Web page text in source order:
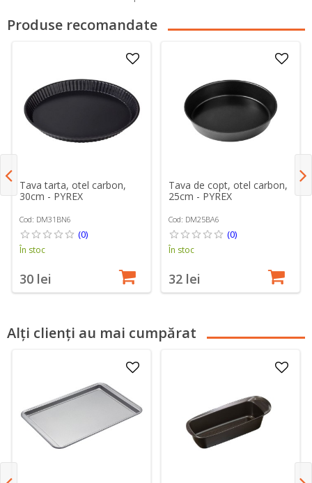
Produse recomandate
Tava tarta, otel carbon,
30cm - PYREX
Cod: DM31BN6
(0)
În stoc
30 lei
Tava de copt, otel carbon,
25cm - PYREX
Cod: DM25BA6
(0)
În stoc
32 lei
Alți clienți au mai cumpărat